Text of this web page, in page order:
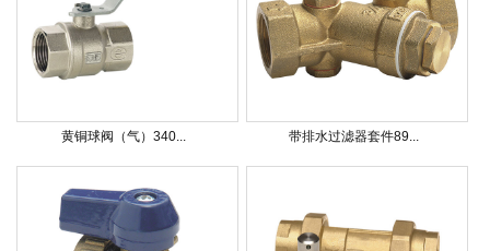
黄铜球阀（气）340... 带排水过滤器套件89...